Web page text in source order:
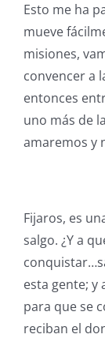
Esto me ha
mueve
misiones,
convencer a
entonces
uno más de
amaremos y
Fijaros, es
salgo. ¿Y a
esta gente; y
para que se
reciban el